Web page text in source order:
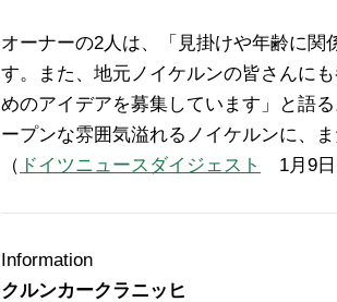
オーナーの2人は、「見掛けや年齢に関
す。また、地元ノイケルンの皆さんに
めのアイデアを募集しています」と語
ープンな雰囲気溢れるノイケルンに、
（ ドイツニュースダイジェスト 1月9日
Information
クルンカークラニッヒ